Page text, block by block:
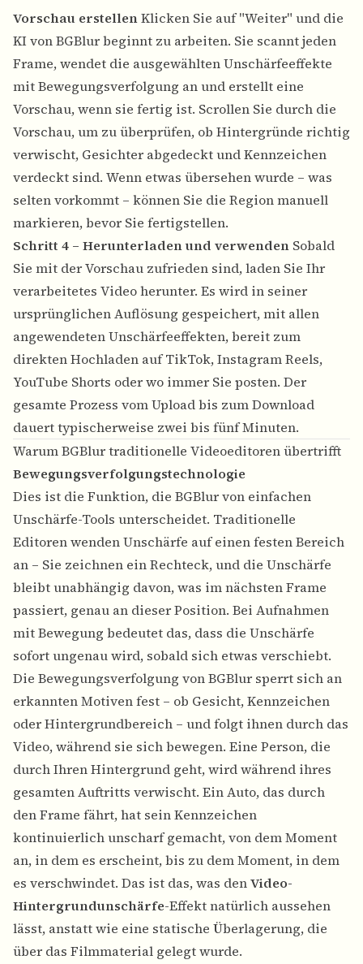
Vorschau erstellenKlicken Sie auf "Weiter" und die
KI von BGBlur beginnt zu arbeiten. Sie scannt jeden
Frame, wendet die ausgewählten Unschärfeeffekte
mit Bewegungsverfolgung an und erstellt eine
Vorschau, wenn sie fertig ist. Scrollen Sie durch die
Vorschau, um zu überprüfen, ob Hintergründe richtig
verwischt, Gesichter abgedeckt und Kennzeichen
verdeckt sind. Wenn etwas übersehen wurde – was
selten vorkommt – können Sie die Region manuell
markieren, bevor Sie fertigstellen.
Schritt 4 – Herunterladen und verwenden Sobald
Sie mit der Vorschau zufrieden sind, laden Sie Ihr
verarbeitetes Video herunter. Es wird in seiner
ursprünglichen Auflösung gespeichert, mit allen
angewendeten Unschärfeeffekten, bereit zum
direkten Hochladen auf TikTok, Instagram Reels,
YouTube Shorts oder wo immer Sie posten. Der
gesamte Prozess vom Upload bis zum Download
dauert typischerweise zwei bis fünf Minuten.
Warum BGBlur traditionelle Videoeditoren übertrifft
Bewegungsverfolgungstechnologie
Dies ist die Funktion, die BGBlurvon einfachen
Unschärfe-Tools unterscheidet. Traditionelle
Editoren wenden Unschärfe auf einen festen Bereich
an – Sie zeichnen ein Rechteck, und die Unschärfe
bleibt unabhängig davon, was im nächsten Frame
passiert, genau an dieser Position. Bei Aufnahmen
mit Bewegung bedeutet das, dass die Unschärfe
sofort ungenau wird, sobald sich etwas verschiebt.
Die Bewegungsverfolgung von BGBlur sperrt sich an
erkannten Motiven fest – ob Gesicht, Kennzeichen
oder Hintergrundbereich – und folgt ihnen durch das
Video, während sie sich bewegen. Eine Person, die
durch Ihren Hintergrund geht, wird während ihres
gesamten Auftritts verwischt. Ein Auto, das durch
den Frame fährt, hat sein Kennzeichen
kontinuierlich unscharf gemacht, von dem Moment
an, in dem es erscheint, bis zu dem Moment, in dem
es verschwindet. Das ist das, was denVideo-
Hintergrundunschärfe-Effekt natürlich aussehen
lässt, anstatt wie eine statische Überlagerung, die
über das Filmmaterial gelegt wurde.